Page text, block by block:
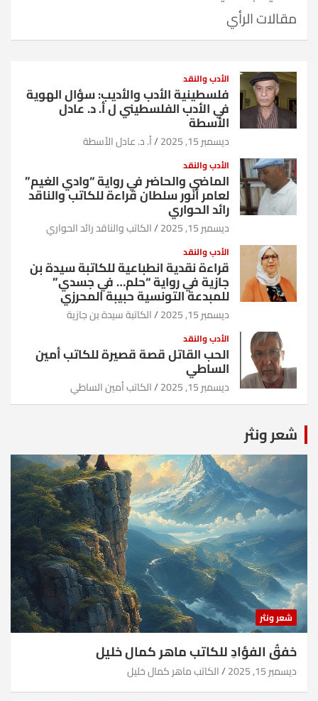
مقالات الرأي
الأدب والنقد
فلسطينية الأدب والأديب: سؤال الهوية
في الأدب الفلسطيني ل أ. د. عادل
الأسطة
ديسمبر 15, 2025 أ. د. عادل الأسطة
الأدب والنقد
الماضي والحاضر في رواية “وادي الغيم”
لعامر أنور سلطان قراءة للكاتب والناقد
رائد الحواري
ديسمبر 15, 2025 الكاتب والناقد رائد الحواري
الأدب والنقد
قراءة نقدية انطباعية للكاتبة سيدة بن
جازية في رواية “حلم… في جسدي”
للمبدعة التونسية حبيبة المحرزي
ديسمبر 15, 2025 الكاتبة سيدة بن جازية
الأدب والنقد
الحب القاتل قصة قصيرة للكاتب أمين
الساطي
ديسمبر 15, 2025 الكاتب أمين الساطي
شعر ونثر
شعر ونثر
خفقُ الفؤادِ للكاتب ماهر كمال خليل
ديسمبر 15, 2025 الكاتب ماهر كمال خليل